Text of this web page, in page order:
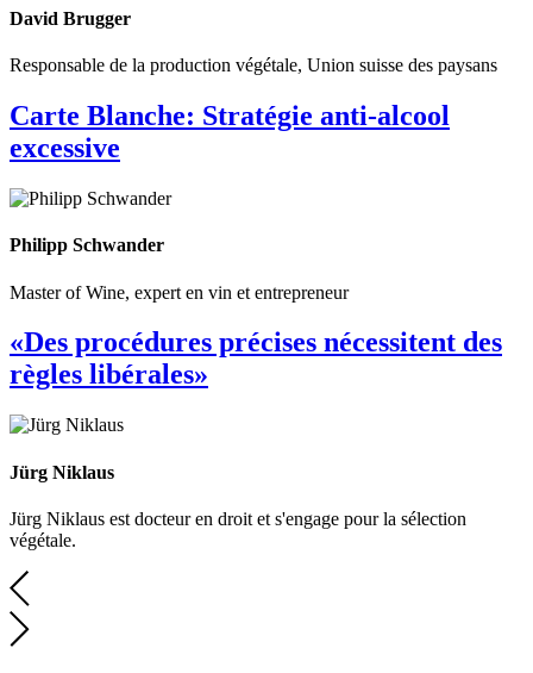
David Brugger
Responsable de la production végétale, Union suisse des paysans
Carte Blanche: Stratégie anti-alcool
excessive
Philipp Schwander
Master of Wine, expert en vin et entrepreneur
«Des procédures précises nécessitent des
règles libérales»
Jürg Niklaus
Jürg Niklaus est docteur en droit et s'engage pour la sélection
végétale.